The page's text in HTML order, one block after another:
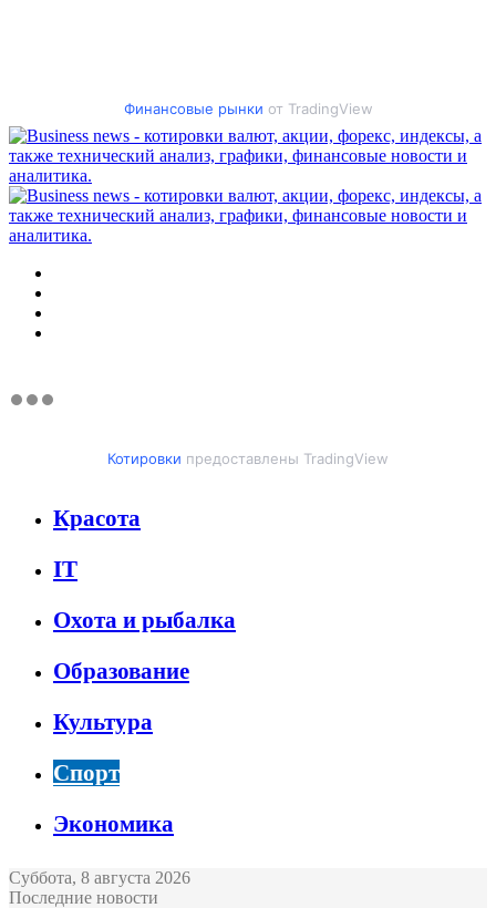
Финансовые рынки от TradingView
Котировки предоставлены TradingView
Красота
IT
Охота и рыбалка
Образование
Культура
Спорт
Экономика
Суббота, 8 августа 2026
Последние новости